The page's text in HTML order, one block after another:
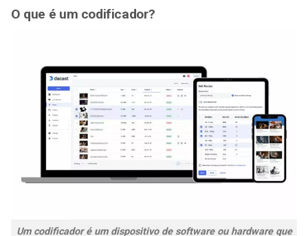
O que é um codificador?
Um codificador é um dispositivo de software ou hardware que